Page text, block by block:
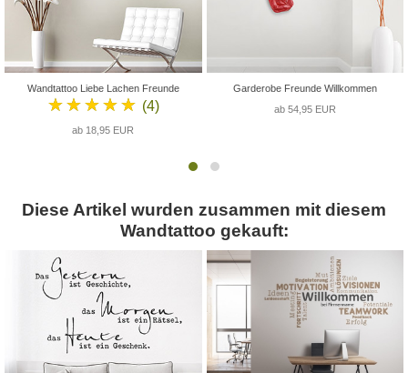
Wandtattoo Liebe Lachen Freunde
★★★★★ (4)
ab 18,95 EUR
Garderobe Freunde Willkommen
ab 54,95 EUR
Diese Artikel wurden zusammen mit diesem
Wandtattoo gekauft: